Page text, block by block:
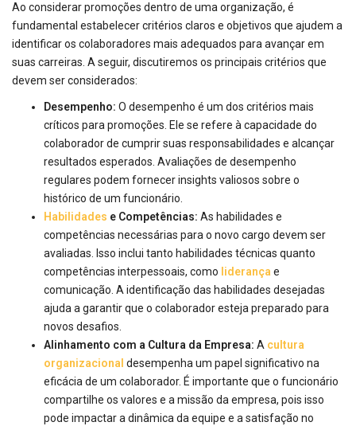
Ao considerar promoções dentro de uma organização, é
fundamental estabelecer critérios claros e objetivos que ajudem a
identificar os colaboradores mais adequados para avançar em
suas carreiras. A seguir, discutiremos os principais critérios que
devem ser considerados:
Desempenho: O desempenho é um dos critérios mais
críticos para promoções. Ele se refere à capacidade do
colaborador de cumprir suas responsabilidades e alcançar
resultados esperados. Avaliações de desempenho
regulares podem fornecer insights valiosos sobre o
histórico de um funcionário.
Habilidades e Competências: As habilidades e
competências necessárias para o novo cargo devem ser
avaliadas. Isso inclui tanto habilidades técnicas quanto
competências interpessoais, como liderançae
comunicação. A identificação das habilidades desejadas
ajuda a garantir que o colaborador esteja preparado para
novos desafios.
Alinhamento com a Cultura da Empresa: A cultura
organizacional desempenha um papel significativo na
eficácia de um colaborador. É importante que o funcionário
compartilhe os valores e a missão da empresa, pois isso
pode impactar a dinâmica da equipe e a satisfação no